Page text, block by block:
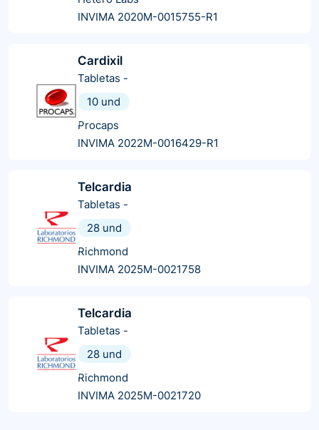
INVIMA 2020M-0015755-R1
Cardixil
Tabletas -
10 und
Procaps
INVIMA 2022M-0016429-R1
Telcardia
Tabletas -
28 und
Richmond
INVIMA 2025M-0021758
Telcardia
Tabletas -
28 und
Richmond
INVIMA 2025M-0021720